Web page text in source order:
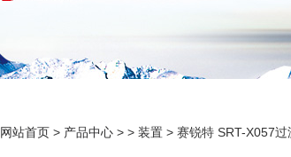
网站首页 > 产品中心 > > 装置 > 赛锐特 SRT-X057过滤式